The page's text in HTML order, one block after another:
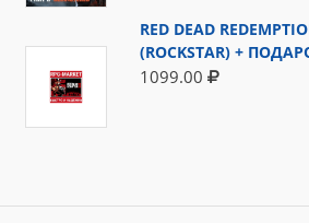
RED DEAD
(ROCKSTAR) +
1099.00